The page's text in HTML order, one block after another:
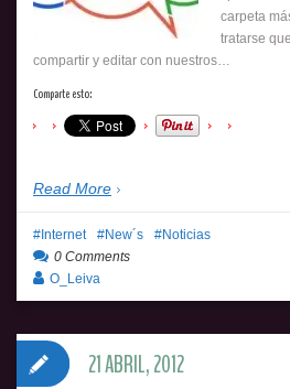
carpeta
tratarse
compartir y editar con nuestros…
Comparte esto:
Read More
Internet New´s
Noticias
0 Comments
O_Leiva
21 ABRIL, 2012